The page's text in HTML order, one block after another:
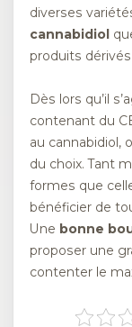
diverses
cannabidiol
produits
Dès lors qu’il
contenant du
au cannabidiol,
du choix. Tant
formes que
bénéficier de
Une bonne
proposer une
contenter le